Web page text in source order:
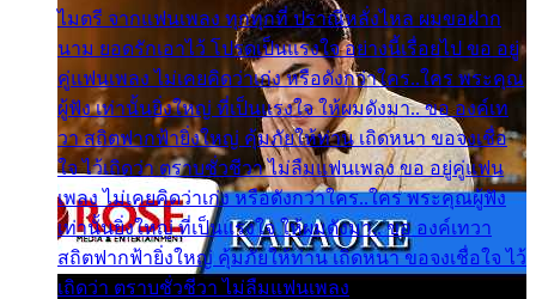
ไมตรี จากแฟนเพลง ทุกทุกที่ ปราณีหลั่งไหล ผมขอฝาก
นาม ยอดรักเอาไว้ โปรดเป็นแรงใจ อย่างนี้เรื่อยไป ขอ อยู่
คู่แฟนเพลง ไม่เคยคิดว่าเก่ง หรือดังกว่าใคร..ใคร พระคุณ
ผู้ฟัง เท่านั้นยิ่งใหญ่ ที่เป็นแรงใจ ให้ผมดังมา.. ขอ องค์เท
วา สถิตฟากฟ้ายิ่งใหญ่ คุ้มภัยให้ท่าน เถิดหนา ขอจงเชื่อ
ใจ ไว้เถิดว่า ตราบชั่วชีวา ไม่ลืมแฟนเพลง ขอ อยู่คู่แฟน
เพลง ไม่เคยคิดว่าเก่ง หรือดังกว่าใคร..ใคร พระคุณผู้ฟัง
เท่านั้นยิ่งใหญ่ ที่เป็นแรงใจ ให้ผมดังมา.. ขอ องค์เทวา
สถิตฟากฟ้ายิ่งใหญ่ คุ้มภัยให้ท่าน เถิดหนา ขอจงเชื่อใจ ไว้
เถิดว่า ตราบชั่วชีวา ไม่ลืมแฟนเพลง